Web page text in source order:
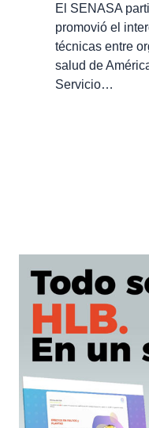
El SENASA
promovió el
técnicas entre
salud de
Servicio…